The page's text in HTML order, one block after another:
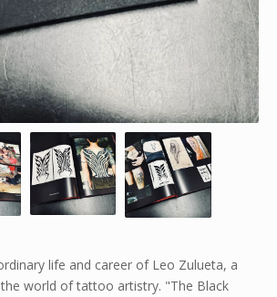
life and career of Leo Zulueta, a
world of tattoo artistry. "The Black